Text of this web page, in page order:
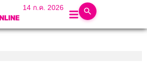
14 ก.ค. 2026